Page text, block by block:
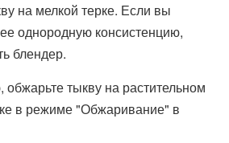
на мелкой терке. Если вы
однородную консистенцию,
блендер.
тыкву на растительном
в режиме "Обжаривание" в